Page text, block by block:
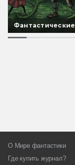
О Мире фантастики
Где купить журнал?